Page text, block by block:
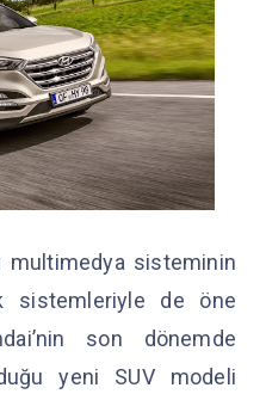
multimedya sisteminin
sistemleriyle de öne
son dönemde
yeni SUV modeli